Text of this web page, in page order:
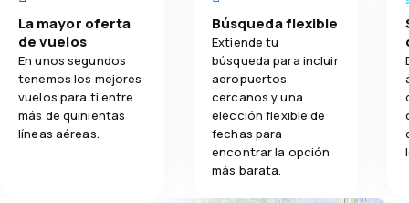
La mayor oferta
de vuelos
En unos segundos
tenemos los mejores
vuelos para ti entre
más de quinientas
líneas aéreas.
Búsqueda flexible
Extiende tu
búsqueda para incluir
aeropuertos
cercanos y una
elección flexible de
fechas para
encontrar la opción
más barata.